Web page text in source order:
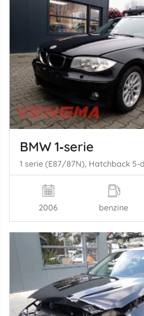
BMW 1‑serie
2006 benzine